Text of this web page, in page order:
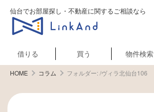
仙台でお部屋探し・不動産に関するご相談なら
借りる 買う 物件検索
HOME コラム フォルダー:/ヴィラ北仙台106